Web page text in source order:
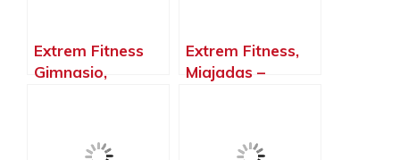
Extrem Fitness
Gimnasio,
Extrem Fitness,
Miajadas –